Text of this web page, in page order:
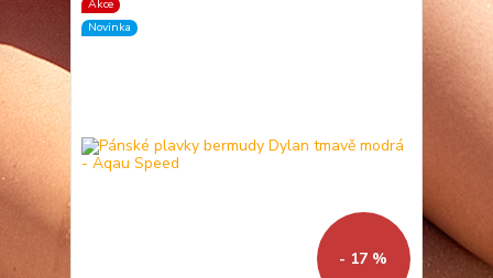
Akce
Novinka
- 17 %